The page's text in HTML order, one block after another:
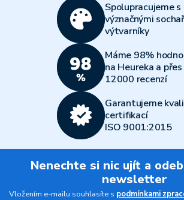
Spolupracujeme s
význačnými
výtvarníky
Máme 98%
na Heureka a přes
12000 recenzí
Garantujeme
certifikací
ISO 9001:2015
Nenechte si nic ujít a
newsletter
Vložením e-mailu souhlasíte s podmínkami